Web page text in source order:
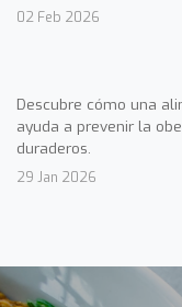
02 Feb 2026
Descubre cómo una
ayuda a prevenir la
duraderos.
29 Jan 2026